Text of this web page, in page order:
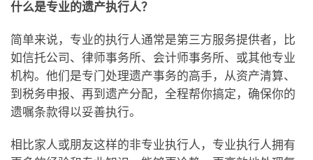
什么是专业的遗产执行人？
简单来说，专业的执行人通常是第三方服务提供者，比
如信托公司、律师事务所、会计师事务所、或其他专业
机构。他们是专门处理遗产事务的高手，从资产清算、
到税务申报、再到遗产分配，全程帮你搞定，确保你的
遗嘱条款得以妥善执行。
相比家人或朋友这样的非专业执行人，专业执行人拥有